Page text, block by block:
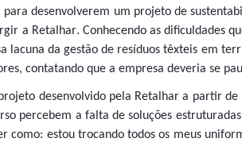
para desenvolverem um projeto de
a Retalhar. Conhecendo as dificuldades
lacuna da gestão de resíduos têxteis em
contatando que a empresa deveria se
desenvolvido pela Retalhar a partir de
percebem a falta de soluções
como: estou trocando todos os meus